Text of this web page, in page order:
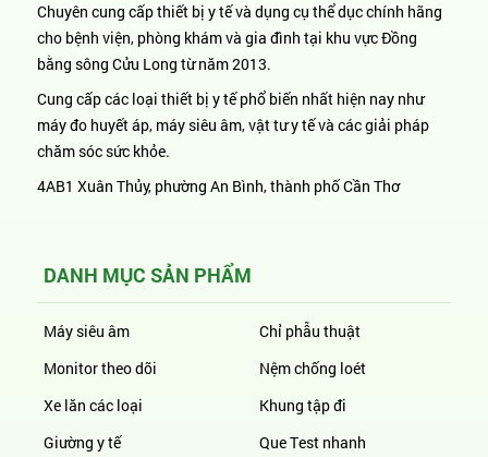
Chuyên cung cấp thiết bị y tế và dụng cụ thể dục chính hãng
cho bệnh viện, phòng khám và gia đình tại khu vực Đồng
bằng sông Cửu Long từ năm 2013.
Cung cấp các loại thiết bị y tế phổ biến nhất hiện nay như
máy đo huyết áp, máy siêu âm, vật tư y tế và các giải pháp
chăm sóc sức khỏe.
4AB1 Xuân Thủy, phường An Bình, thành phố Cần Thơ
DANH MỤC SẢN PHẨM
Máy siêu âm
Monitor theo dõi
Xe lăn các loại
Giường y tế
Chỉ phẫu thuật
Nệm chống loét
Khung tập đi
Que Test nhanh